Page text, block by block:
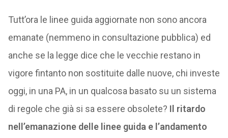
Tutt’ora le linee guida aggiornate non sono ancora
emanate (nemmeno in consultazione pubblica) ed
anche se la legge dice che le vecchie restano in
vigore fintanto non sostituite dalle nuove, chi investe
oggi, in una PA, in un qualcosa basato su un sistema
di regole che già si sa essere obsolete? Il ritardo
nell’emanazione delle linee guida e l’andamento